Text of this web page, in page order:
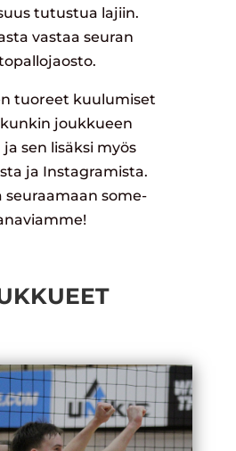
tutustua lajiin.
vastaa seuran
tuoreet kuulumiset
joukkueen
sen lisäksi myös
ja Instagramista.
seuraamaan some-